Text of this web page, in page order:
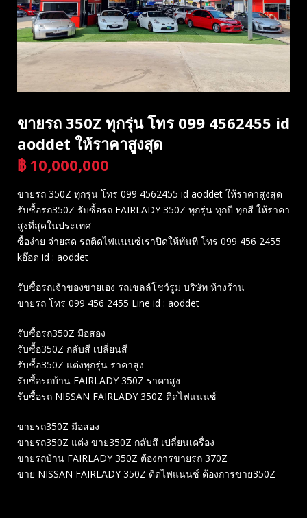
ขายรถ 350Z ทุกรุ่น โทร 099 4562455 id
aoddet ให้ราคาสูงสุด
฿ 10,000,000
ขายรถ 350Z ทุกรุ่น โทร 099 4562455 id aoddet ให้ราคาสูงสุด
รับซื้อรถ350Z รับซื้อรถ FAIRLADY 350Z ทุกรุ่น ทุกปี ทุกสี ให้ราคา
สูงที่สุดในประเทศ
ซื้อง่าย จ่ายสด รถติดไฟแนนซ์เราปิดให้ทันที โทร 099 456 2455
kอ๊อด id : aoddet
รับซื้อรถเจ้าของขายเอง รถเชลล์โชว์รูม บริษัท ห้างร้าน
ขายรถ โทร 099 456 2455 Line id : aoddet
รับซื้อรถ350Z มือสอง
รับซื้อ350Z กลับสี เปลี่ยนสี
รับซื้อ350Z แต่งทุกรุ่น ราคาสูง
รับซื้อรถบ้าน FAIRLADY 350Z ราคาสูง
รับซื้อรถ NISSAN FAIRLADY 350Z ติดไฟแนนซ์
ขายรถ350Z มือสอง
ขายรถ350Z แต่ง ขาย350Z กลับสี เปลี่ยนเครื่อง
ขายรถบ้าน FAIRLADY 350Z ต้องการขายรถ 370Z
ขาย NISSAN FAIRLADY 350Z ติดไฟแนนซ์ ต้องการขาย350Z